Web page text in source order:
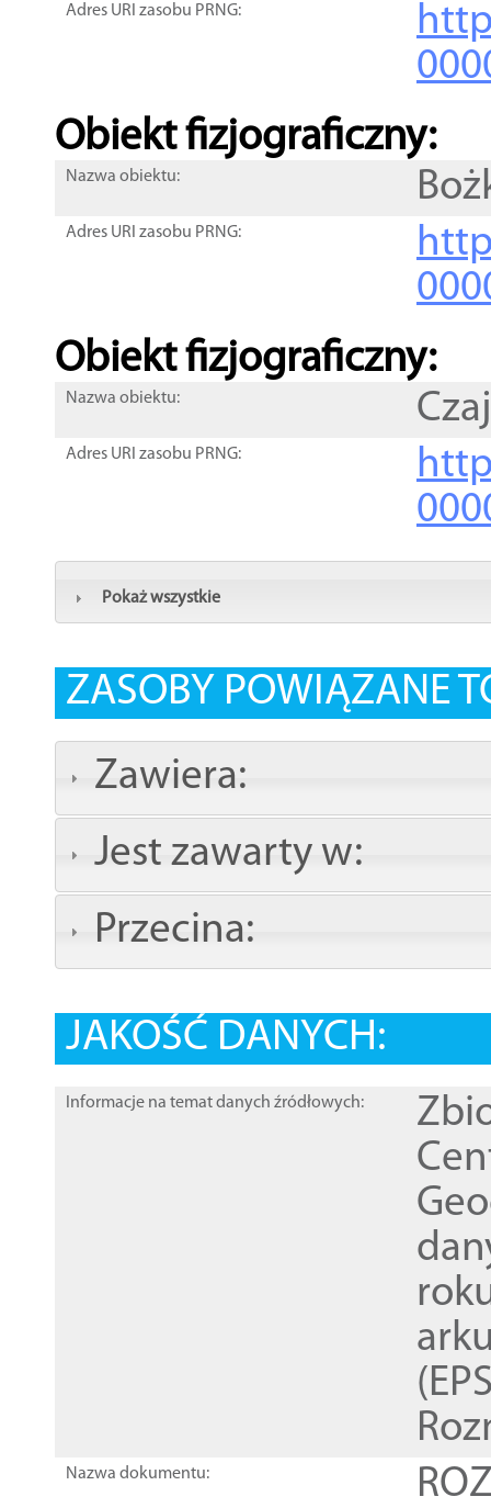
Adres URI zasobu PRNG:
Obiekt fizjograficzny:
Nazwa obiektu:
Adres URI zasobu PRNG:
Obiekt fizjograficzny:
Nazwa obiektu:
Adres URI zasobu PRNG:
Pokaż wszystkie
ZASOBY POWIĄZANE
Zawiera:
Jest zawarty w:
Przecina:
JAKOŚĆ DANYCH:
Informacje na temat danych źródłowych:
Nazwa dokumentu: